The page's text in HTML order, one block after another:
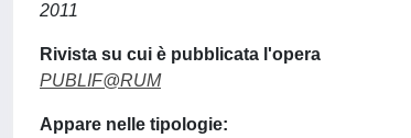
2011
Rivista su cui è pubblicata l'opera
PUBLIF@RUM
Appare nelle tipologie: